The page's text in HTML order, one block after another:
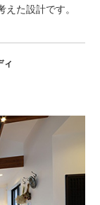
た設計です。
ィ